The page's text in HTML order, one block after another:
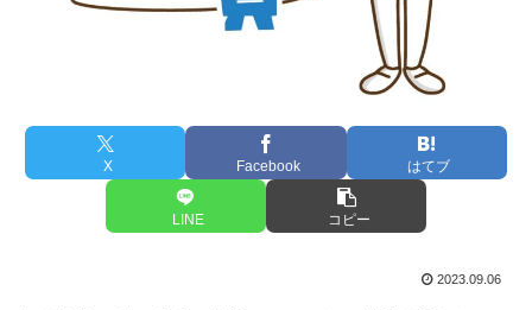
X Facebook はてブ
LINE コピー
2023.09.06